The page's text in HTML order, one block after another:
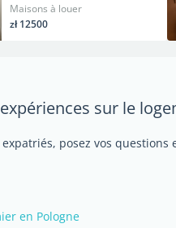
Maisons à louer
zł 12500
sur le
posez vos
en Pologne